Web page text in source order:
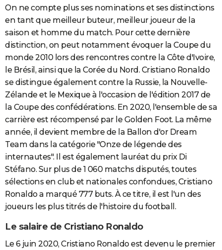
On ne compte plus ses nominations et ses distinctions
en tant que meilleur buteur, meilleur joueur de la
saison et homme du match. Pour cette dernière
distinction, on peut notamment évoquer la Coupe du
monde 2010 lors des rencontres contre la Côte d'Ivoire,
le Brésil, ainsi que la Corée du Nord. Cristiano Ronaldo
se distingue également contre la Russie, la Nouvelle-
Zélande et le Mexique à l'occasion de l'édition 2017 de
la Coupe des confédérations. En 2020, l'ensemble de sa
carrière est récompensé par le Golden Foot. La même
année, il devient membre de la Ballon d'or Dream
Team dans la catégorie "Onze de légende des
internautes". Il est également lauréat du prix Di
Stéfano. Sur plus de 1 060 matchs disputés, toutes
sélections en club et nationales confondues, Cristiano
Ronaldo a marqué 777 buts. À ce titre, il est l'un des
joueurs les plus titrés de l'histoire du football.
Le salaire de Cristiano Ronaldo
Le 6 juin 2020, Cristiano Ronaldo est devenu le premier